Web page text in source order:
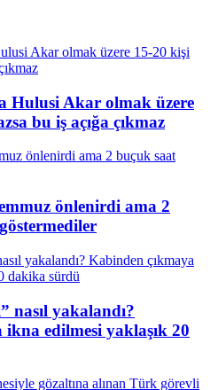
Hulusi Akar olmak üzere
bu iş açığa çıkmaz
önlenirdi ama 2
nasıl yakalandı?
edilmesi yaklaşık 20